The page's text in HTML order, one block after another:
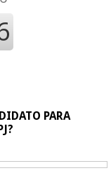
PARA